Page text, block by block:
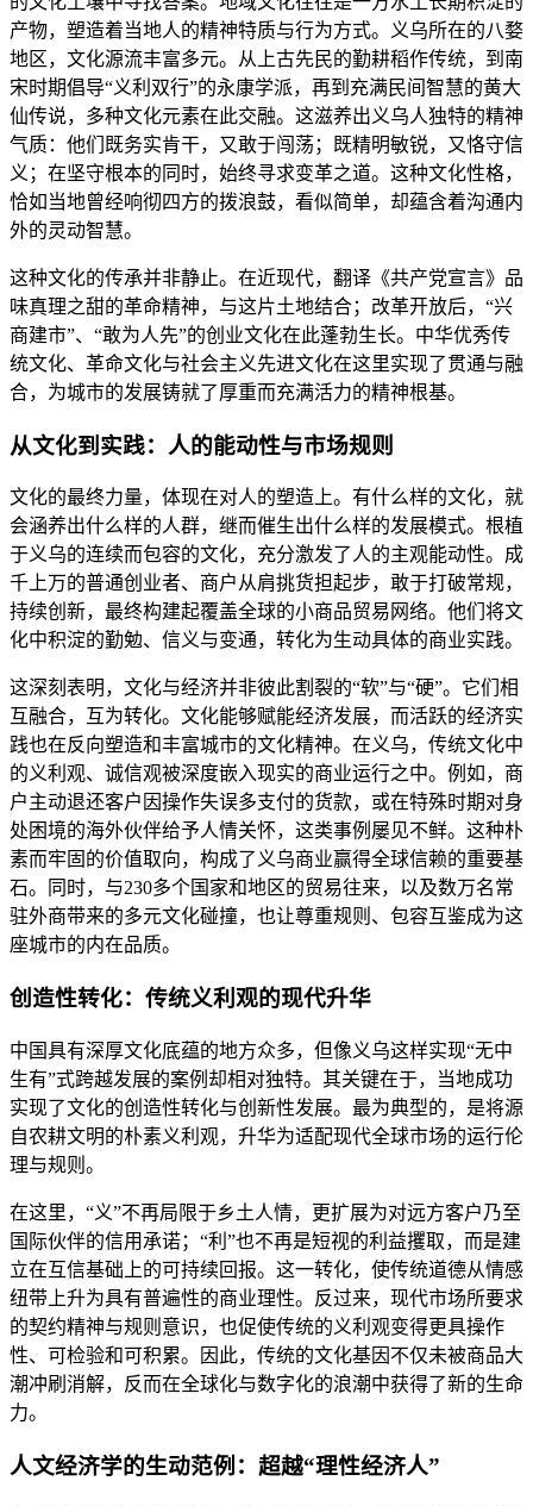
产物，塑造着当地人的精神特质与行为方式。义乌所在的八婺
地区，文化源流丰富多元。从上古先民的勤耕稻作传统，到南
宋时期倡导“义利双行”的永康学派，再到充满民间智慧的黄大
仙传说，多种文化元素在此交融。这滋养出义乌人独特的精神
气质：他们既务实肯干，又敢于闯荡；既精明敏锐，又恪守信
义；在坚守根本的同时，始终寻求变革之道。这种文化性格，
恰如当地曾经响彻四方的拨浪鼓，看似简单，却蕴含着沟通内
外的灵动智慧。
这种文化的传承并非静止。在近现代，翻译《共产党宣言》品
味真理之甜的革命精神，与这片土地结合；改革开放后，“兴
商建市”、“敢为人先”的创业文化在此蓬勃生长。中华优秀传
统文化、革命文化与社会主义先进文化在这里实现了贯通与融
合，为城市的发展铸就了厚重而充满活力的精神根基。
从文化到实践：人的能动性与市场规则
文化的最终力量，体现在对人的塑造上。有什么样的文化，就
会涵养出什么样的人群，继而催生出什么样的发展模式。根植
于义乌的连续而包容的文化，充分激发了人的主观能动性。成
千上万的普通创业者、商户从肩挑货担起步，敢于打破常规，
持续创新，最终构建起覆盖全球的小商品贸易网络。他们将文
化中积淀的勤勉、信义与变通，转化为生动具体的商业实践。
这深刻表明，文化与经济并非彼此割裂的“软”与“硬”。它们相
互融合，互为转化。文化能够赋能经济发展，而活跃的经济实
践也在反向塑造和丰富城市的文化精神。在义乌，传统文化中
的义利观、诚信观被深度嵌入现实的商业运行之中。例如，商
户主动退还客户因操作失误多支付的货款，或在特殊时期对身
处困境的海外伙伴给予人情关怀，这类事例屡见不鲜。这种朴
素而牢固的价值取向，构成了义乌商业赢得全球信赖的重要基
石。同时，与230多个国家和地区的贸易往来，以及数万名常
驻外商带来的多元文化碰撞，也让尊重规则、包容互鉴成为这
座城市的内在品质。
创造性转化：传统义利观的现代升华
中国具有深厚文化底蕴的地方众多，但像义乌这样实现“无中
生有”式跨越发展的案例却相对独特。其关键在于，当地成功
实现了文化的创造性转化与创新性发展。最为典型的，是将源
自农耕文明的朴素义利观，升华为适配现代全球市场的运行伦
理与规则。
在这里，“义”不再局限于乡土人情，更扩展为对远方客户乃至
国际伙伴的信用承诺；“利”也不再是短视的利益攫取，而是建
立在互信基础上的可持续回报。这一转化，使传统道德从情感
纽带上升为具有普遍性的商业理性。反过来，现代市场所要求
的契约精神与规则意识，也促使传统的义利观变得更具操作
性、可检验和可积累。因此，传统的文化基因不仅未被商品大
潮冲刷消解，反而在全球化与数字化的浪潮中获得了新的生命
力。
人文经济学的生动范例：超越“理性经济人”